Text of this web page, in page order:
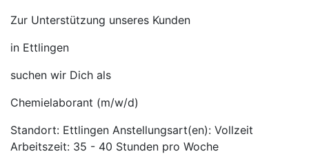
Zur Unterstützung unseres Kunden
in Ettlingen
suchen wir Dich als
Chemielaborant (m/w/d)
Standort: Ettlingen Anstellungsart(en): Vollzeit
Arbeitszeit: 35 - 40 Stunden pro Woche